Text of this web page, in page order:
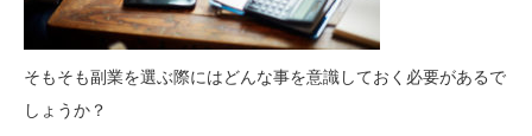
そもそも副業を選ぶ際にはどんな事を意識しておく必要があるで
しょうか？